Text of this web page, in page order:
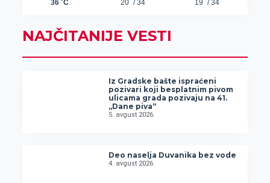
NAJČITANIJE VESTI
Iz Gradske bašte ispraćeni
pozivari koji besplatnim pivom
ulicama grada pozivaju na 41.
„Dane piva“
5. avgust 2026.
Deo naselja Duvanika bez vode
4. avgust 2026.